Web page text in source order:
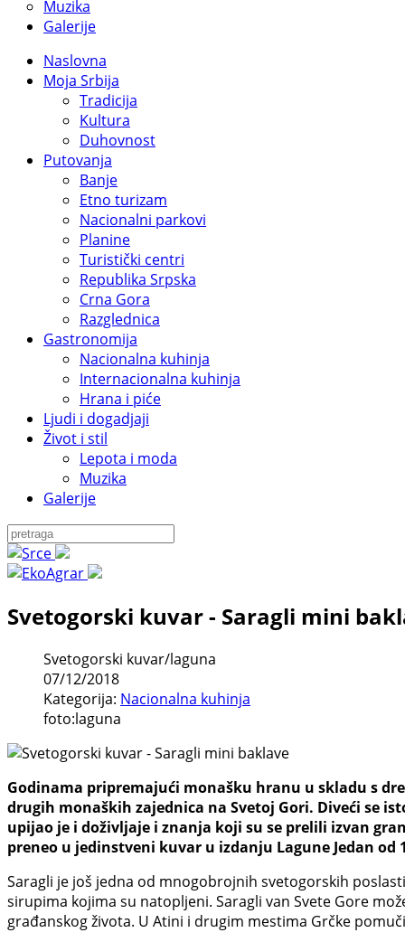
Muzika
Galerije
Naslovna
Moja Srbija
Tradicija
Kultura
Duhovnost
Putovanja
Banje
Etno turizam
Nacionalni parkovi
Planine
Turistički centri
Republika Srpska
Crna Gora
Razglednica
Gastronomija
Nacionalna kuhinja
Internacionalna kuhinja
Hrana i piće
Ljudi i dogadjaji
Život i stil
Lepota i moda
Muzika
Galerije
Svetogorski kuvar - Saragli mini
Svetogorski kuvar/laguna
07/12/2018
Kategorija: Nacionalna kuhinja
foto:laguna
Godinama pripremajući monašku hranu u skladu s
drugih monaških zajednica na Svetoj Gori. Diveći se
upijao je i doživljaje i znanja koji su se prelili izvan
preneo u jedinstveni kuvar u izdanju Lagune Jedan
Saragli je još jedna od mnogobrojnih svetogorskih
sirupima kojima su natopljeni. Saragli van Svete Gore
građanskog života. U Atini i drugim mestima Grčke